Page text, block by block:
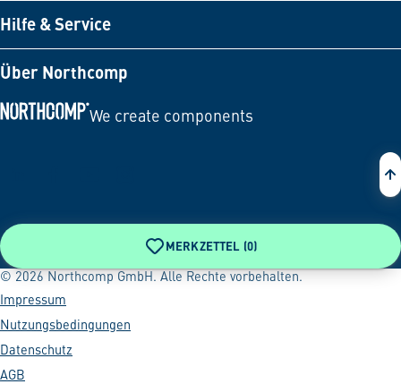
Hilfe & Service
Über Northcomp
We create components
MERKZETTEL (0)
© 2026 Northcomp GmbH. Alle Rechte vorbehalten.
Impressum
Nutzungsbedingungen
Datenschutz
AGB